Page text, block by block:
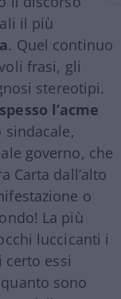
il più
. Quel continuo
frasi, gli
stereotipi.
l’acme
sindacale,
governo, che
Carta dall’alto
o
La più
luccicanti i
certo essi
sono